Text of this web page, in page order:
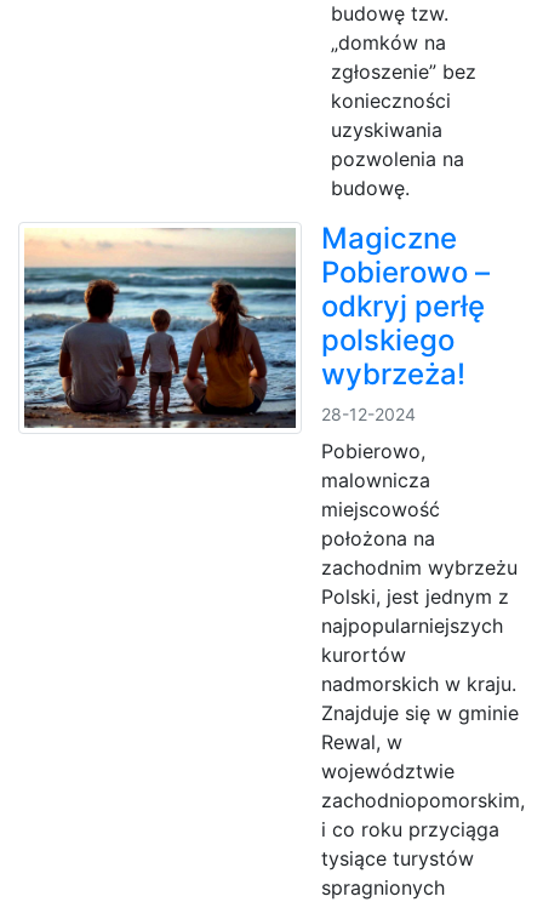
budowę tzw.
„domków na
zgłoszenie” bez
konieczności
uzyskiwania
pozwolenia na
budowę.
Magiczne
Pobierowo –
odkryj perłę
polskiego
wybrzeża!
28-12-2024
Pobierowo,
malownicza
miejscowość
położona na
zachodnim wybrzeżu
Polski, jest jednym z
najpopularniejszych
kurortów
nadmorskich w kraju.
Znajduje się w gminie
Rewal, w
województwie
zachodniopomorskim,
i co roku przyciąga
tysiące turystów
spragnionych